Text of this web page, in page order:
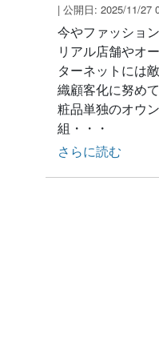
| 公開日: 2025/11/27
今やファッショ
リアル店舗やオ
ターネットには
織顧客化に努め
粧品単独のオウ
組・・・
さらに読む